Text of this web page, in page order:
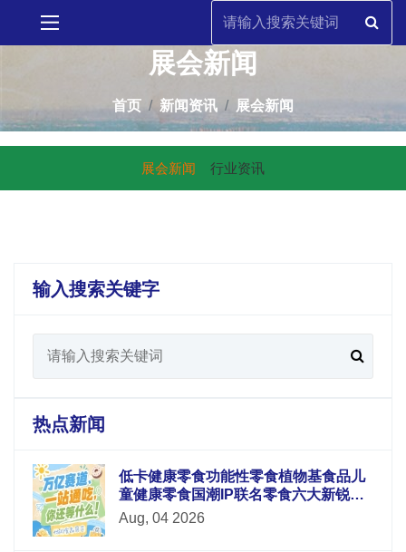
展会新闻
首页 新闻资讯 展会新闻
展会新闻 行业资讯
输入搜索关键字
热点新闻
低卡健康零食功能性零食植物基食品儿
童健康零食国潮IP联名零食六大新锐板
块重磅升级
Aug, 04 2026